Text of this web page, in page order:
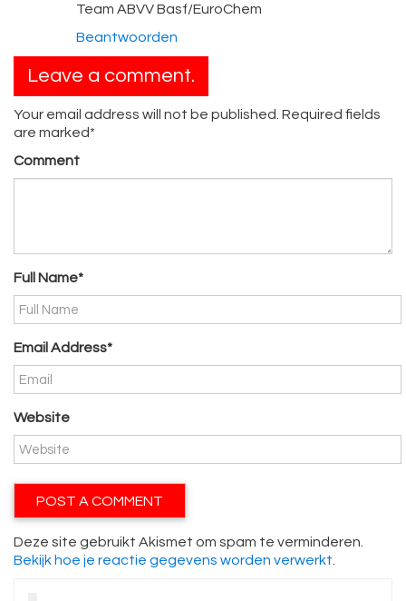
Team ABVV Basf/EuroChem
Beantwoorden
Leave a comment.
Your email address will not be published. Required fields
are marked*
Comment
Full Name*
Email Address*
Website
Deze site gebruikt Akismet om spam te verminderen.
Bekijk hoe je reactie gegevens worden verwerkt.